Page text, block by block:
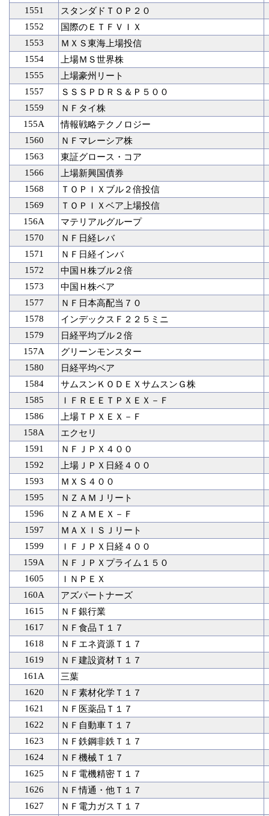
1551
スタンダドＴＯＰ２０
1552
国際のＥＴＦＶＩＸ
1553
ＭＸＳ東海上場投信
1554
上場ＭＳ世界株
1555
上場豪州リート
1557
ＳＳＳＰＤＲＳ＆Ｐ５００
1559
ＮＦタイ株
155A
情報戦略テクノロジー
1560
ＮＦマレーシア株
1563
東証グロース・コア
1566
上場新興国債券
1568
ＴＯＰＩＸブル２倍投信
1569
ＴＯＰＩＸベア上場投信
156A
マテリアルグループ
1570
ＮＦ日経レバ
1571
ＮＦ日経インバ
1572
中国Ｈ株ブル２倍
1573
中国Ｈ株ベア
1577
ＮＦ日本高配当７０
1578
インデックスＦ２２５ミニ
1579
日経平均ブル２倍
157A
グリーンモンスター
1580
日経平均ベア
1584
サムスンＫＯＤＥＸサムスンＧ株
1585
ＩＦＲＥＥＴＰＸＥＸ－Ｆ
1586
上場ＴＰＸＥＸ－Ｆ
158A
エクセリ
1591
ＮＦＪＰＸ４００
1592
上場ＪＰＸ日経４００
1593
ＭＸＳ４００
1595
ＮＺＡＭＪリート
1596
ＮＺＡＭＥＸ－Ｆ
1597
ＭＡＸＩＳＪリート
1599
ＩＦＪＰＸ日経４００
159A
ＮＦＪＰＸプライム１５０
1605
ＩＮＰＥＸ
160A
アズパートナーズ
1615
ＮＦ銀行業
1617
ＮＦ食品Ｔ１７
1618
ＮＦエネ資源Ｔ１７
1619
ＮＦ建設資材Ｔ１７
161A
三葉
1620
ＮＦ素材化学Ｔ１７
1621
ＮＦ医薬品Ｔ１７
1622
ＮＦ自動車Ｔ１７
1623
ＮＦ鉄鋼非鉄Ｔ１７
1624
ＮＦ機械Ｔ１７
1625
ＮＦ電機精密Ｔ１７
1626
ＮＦ情通・他Ｔ１７
1627
ＮＦ電力ガスＴ１７